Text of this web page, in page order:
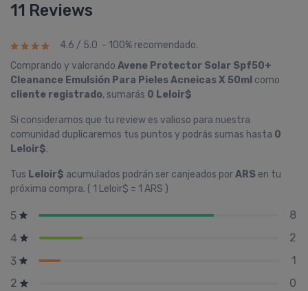
11 Reviews
4.6 / 5.0 - 100% recomendado.
Comprando y valorando Avene Protector Solar Spf50+
Cleanance Emulsión Para Pieles Acneicas X 50ml como
cliente registrado, sumarás 0 Leloir$
Si consideramos que tu review es valioso para nuestra
comunidad duplicaremos tus puntos y podrás sumas hasta 0
Leloir$.
Tus Leloir$ acumulados podrán ser canjeados porARS en tu
próxima compra. ( 1 Leloir$ = 1 ARS )
5
8
4
2
3
1
2
0